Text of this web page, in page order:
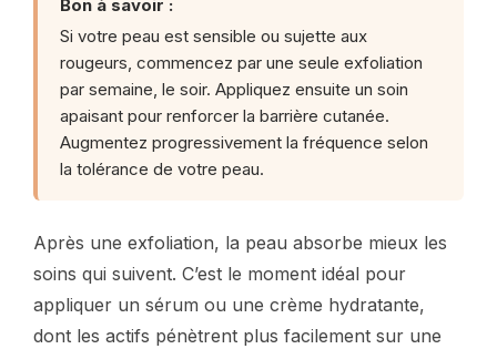
Bon à savoir :
Si votre peau est sensible ou sujette aux
rougeurs, commencez par une seule exfoliation
par semaine, le soir. Appliquez ensuite un soin
apaisant pour renforcer la barrière cutanée.
Augmentez progressivement la fréquence selon
la tolérance de votre peau.
Après une exfoliation, la peau absorbe mieux les
soins qui suivent. C’est le moment idéal pour
appliquer un sérum ou une crème hydratante,
dont les actifs pénètrent plus facilement sur une